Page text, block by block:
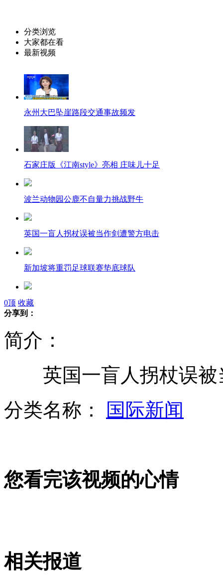
分类浏览
大家都在看
最新视频
永州大巴坠崖路段交通事故频发
石家庄版《江南style》亮相 庄味儿十足
波兰动物园公鹿不自量力挑战野牛
英国一盲人拐杖误被当作剑遭警方电击
新加坡将重罚足球联赛垫底球队
深圳菜刀从天而降 路过孕妇被砍伤
靖国神社:日本政客一年三参拜
十一自驾游 网友晒出8000元罚单
女孩北京地铁殴打老人 痛下狠手拳打脚踢
0顶 收藏
分享到：
简介：
英国一盲人拐杖误被
分类名称：
国际新闻
您看完该视频的心情
相关报道